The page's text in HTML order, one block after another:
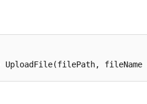
UploadFile(filePath, fileName